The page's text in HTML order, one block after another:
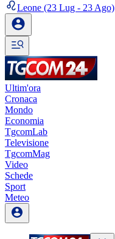
Leone (23 Lug - 23 Ago)
Ultim'ora
Cronaca
Mondo
Economia
TgcomLab
Televisione
TgcomMag
Video
Schede
Sport
Meteo